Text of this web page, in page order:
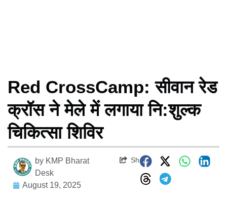
Red CrossCamp: सीवान रेड
क्रॉस ने मेले में लगाया नि:शुल्क
चिकित्सा शिविर
by KMP Bharat
Desk
August 19, 2025
Share